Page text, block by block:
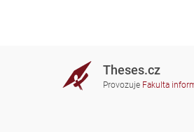
Theses.cz
Provozuje Fakulta